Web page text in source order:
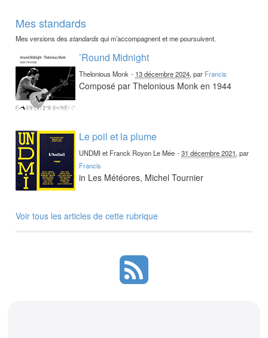
Mes standards
Mes versions desstandardsqui m’accompagnent et me poursuivent.
’Round Midnight
Thelonious Monk - 13 décembre 2024, par Francis
Composé par Thelonious Monk en 1944
Le poil et la plume
UNDMI et Franck Royon Le Mée -31 décembre 2021, par
Francis
in Les Météores, Michel Tournier
Voir tous les articles de cette rubrique